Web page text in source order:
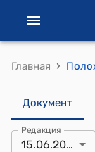
Главная ›
Документ
Редакция
15.06.2026